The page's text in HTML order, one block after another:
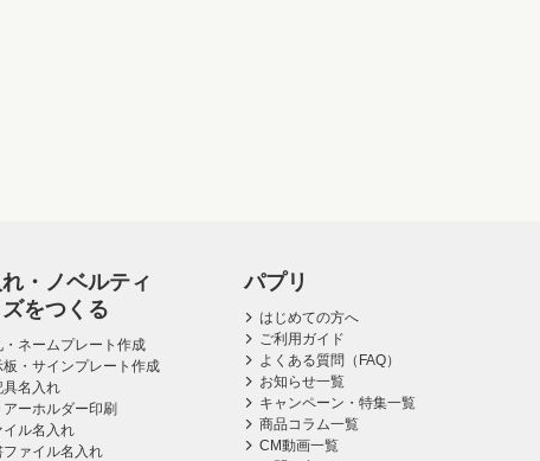
・ノベルティ
をつくる
・ネームプレート作成
板・サインプレート作成
具名入れ
アーホルダー印刷
イル名入れ
ファイル名入れ
パプリ
はじめての方へ
ご利用ガイド
よくある質問（FAQ）
お知らせ一覧
キャンペーン・特集一覧
商品コラム一覧
CM動画一覧